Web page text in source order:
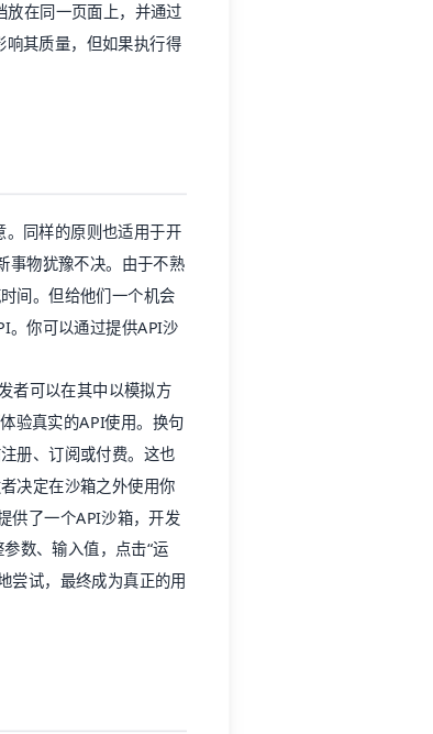
放在同一页面上，并通过
响其质量，但如果执行得
同样的原则也适用于开
事物犹豫不决。由于不熟
间。但给他们一个机会
。你可以通过提供API沙
者可以在其中以模拟方
验真实的API使用。换句
册、订阅或付费。这也
决定在沙箱之外使用你
供了一个API沙箱，开发
数、输入值，点击“运
尝试，最终成为真正的用